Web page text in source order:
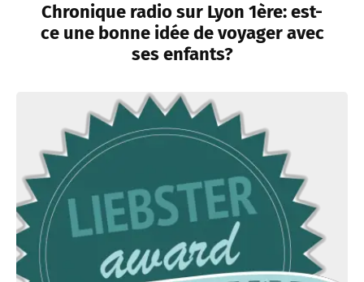
Chronique radio sur Lyon 1ère: est-
ce une bonne idée de voyager avec
ses enfants?